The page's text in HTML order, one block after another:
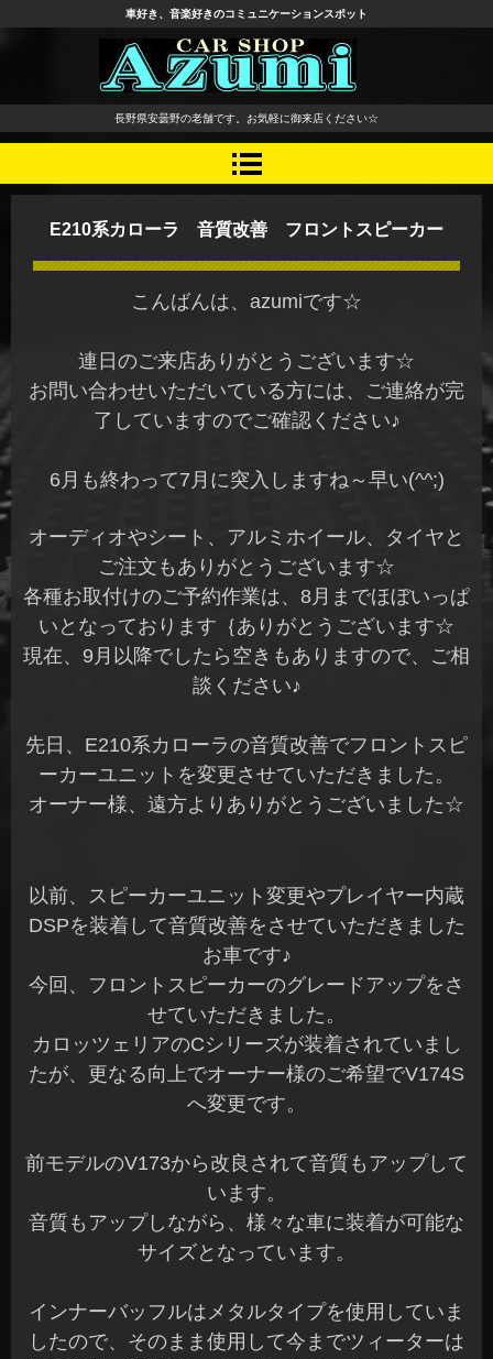
長野県 安曇野市 タイヤ ホ
イール デッドニング カーオ
ーディオ レカロシート
車好き、音楽好きのコミュニケーションスポット
長野県安曇野の老舗です。お気軽に御来店ください☆
E210系カローラ 音質改善 フロントスピーカー
こんばんは、azumiです☆
連日のご来店ありがとうございます☆
お問い合わせいただいている方には、ご連絡が完
了していますのでご確認ください♪
6月も終わって7月に突入しますね～早い(^^;)
オーディオやシート、アルミホイール、タイヤと
ご注文もありがとうございます☆
各種お取付けのご予約作業は、8月までほぼいっぱ
いとなっております｛ありがとうございます☆
現在、9月以降でしたら空きもありますので、ご相
談ください♪
先日、E210系カローラの音質改善でフロントスピ
ーカーユニットを変更させていただきました。
オーナー様、遠方よりありがとうございました☆
以前、スピーカーユニット変更やプレイヤー内蔵
DSPを装着して音質改善をさせていただきました
お車です♪
今回、フロントスピーカーのグレードアップをさ
せていただきました。
カロッツェリアのCシリーズが装着されていまし
たが、更なる向上でオーナー様のご希望でV174S
へ変更です。
前モデルのV173から改良されて音質もアップして
います。
音質もアップしながら、様々な車に装着が可能な
サイズとなっています。
インナーバッフルはメタルタイプを使用していま
したので、そのまま使用して今までツィーターは